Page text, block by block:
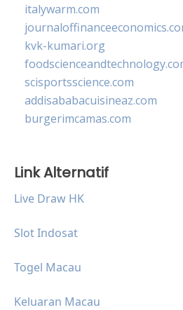
italywarm.com
kvk-kumari.org
scisportsscience.com
addisababacuisineaz.com
burgerimcamas.com
Link Alternatif
Live Draw HK
Slot Indosat
Togel Macau
Keluaran Macau